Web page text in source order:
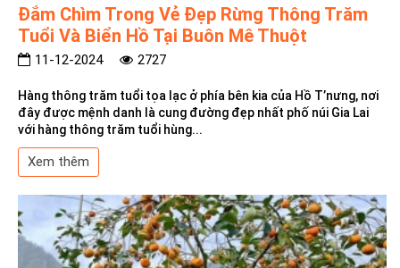
Đắm Chìm Trong Vẻ Đẹp Rừng Thông Trăm
Tuổi Và Biển Hồ Tại Buôn Mê Thuột
11-12-2024 2727
Hàng thông trăm tuổi tọa lạc ở phía bên kia của Hồ T’nưng, nơi
đây được mệnh danh là cung đường đẹp nhất phố núi Gia Lai
với hàng thông trăm tuổi hùng...
Xem thêm